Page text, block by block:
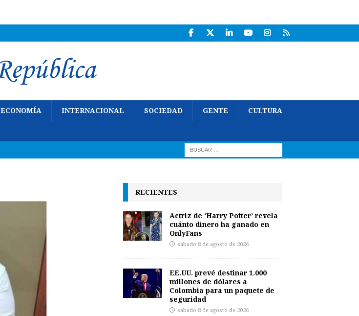
ECONOMÍA INTERNACIONAL SOCIEDAD GENTE CULTURA
RECIENTES
Actriz de ‘Harry Potter’ revela
cuánto dinero ha ganado en
OnlyFans
sábado 8 de agosto de 2026
EE.UU. prevé destinar 1.000
millones de dólares a
Colombia para un paquete de
seguridad
sábado 8 de agosto de 2026